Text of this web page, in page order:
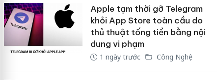
Apple tạm thời gỡ Telegram
khỏi App Store toàn cầu do
thủ thuật tống tiền bằng nội
dung vi phạm
1 ngày trước Công Nghệ